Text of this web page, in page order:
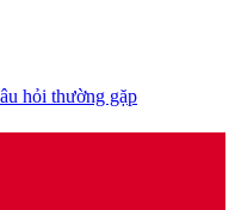
hỏi thường gặp